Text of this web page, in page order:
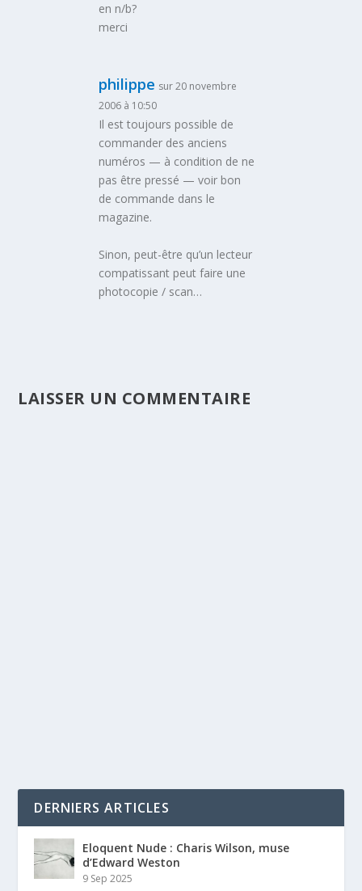
en n/b?
merci
philippe sur 20 novembre
2006 à 10:50
Il est toujours possible de
commander des anciens
numéros — à condition de ne
pas être pressé — voir bon
de commande dans le
magazine.
Sinon, peut-être qu’un lecteur
compatissant peut faire une
photocopie / scan…
LAISSER UN COMMENTAIRE
DERNIERS ARTICLES
Eloquent Nude : Charis Wilson, muse
d’Edward Weston
9 Sep 2025